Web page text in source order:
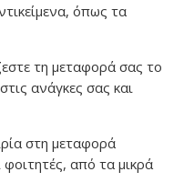
όπως τα
τη μεταφορά σας το
ανάγκες σας και
στη μεταφορά
από τα μικρά